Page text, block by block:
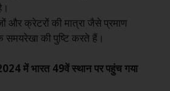
और क्रेटरों की मात्रा जैसे प्रमाण
समयरेखा की पुष्टि करते हैं।
में भारत 49वें स्थान पर पहुंच गया